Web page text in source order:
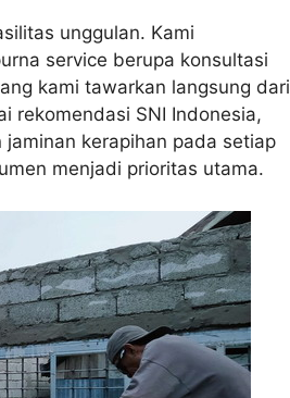
unggulan. Kami
service berupa konsultasi
kami tawarkan langsung dari
rekomendasi SNI Indonesia,
kerapihan pada setiap
menjadi prioritas utama.